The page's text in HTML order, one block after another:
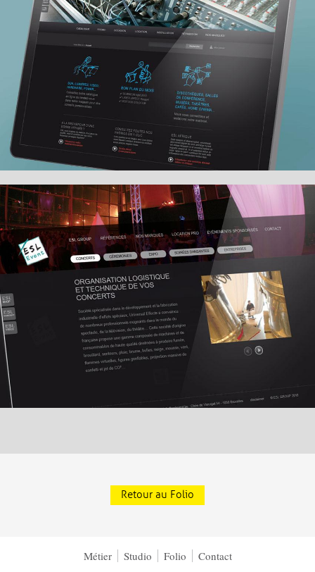
Retour au Folio
Métier Studio Folio Contact